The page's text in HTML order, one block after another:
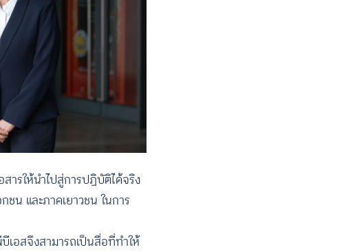
ารให้นำไปสู่การปฏิบัติได้จริง
ชน และภาคเยาวชน ในการ
เอสจึงสามารถเป็นสื่อที่ทำให้